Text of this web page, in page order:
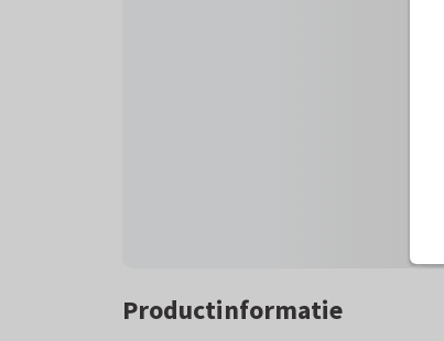
Productinformatie